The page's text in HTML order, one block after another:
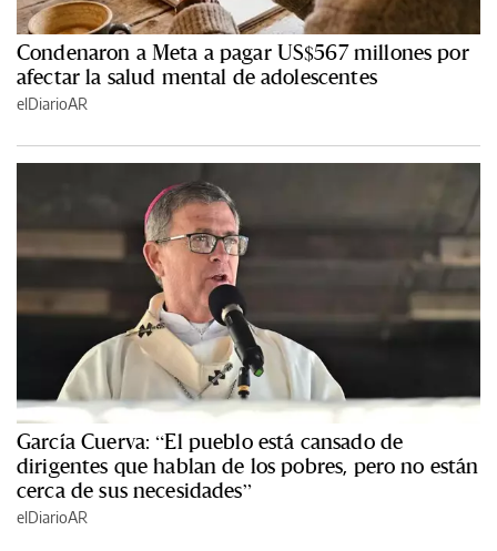
Condenaron a Meta a pagar US$567 millones por
afectar la salud mental de adolescentes
elDiarioAR
García Cuerva: “El pueblo está cansado de
dirigentes que hablan de los pobres, pero no están
cerca de sus necesidades”
elDiarioAR